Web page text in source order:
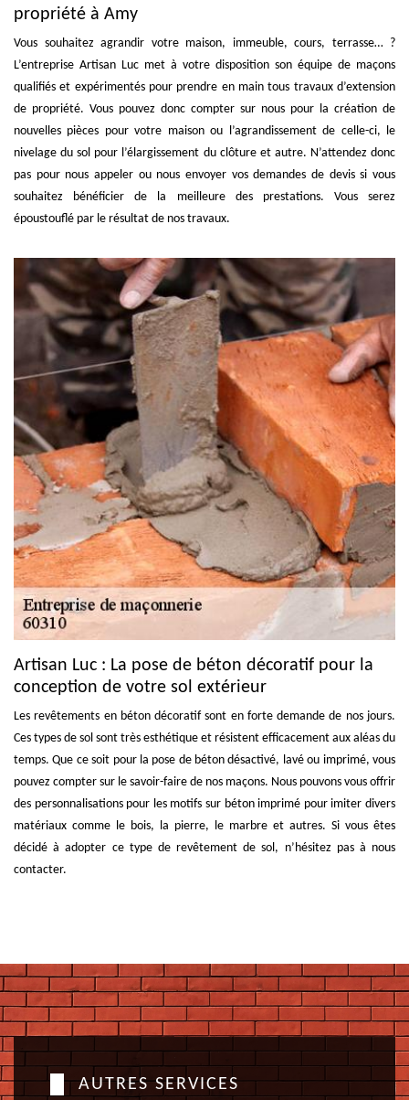
propriété à Amy
Vous souhaitez agrandir votre maison, immeuble, cours, terrasse… ?
L’entreprise Artisan Luc met à votre disposition son équipe de maçons
qualifiés et expérimentés pour prendre en main tous travaux d’extension
de propriété. Vous pouvez donc compter sur nous pour la création de
nouvelles pièces pour votre maison ou l’agrandissement de celle-ci, le
nivelage du sol pour l’élargissement du clôture et autre. N’attendez donc
pas pour nous appeler ou nous envoyer vos demandes de devis si vous
souhaitez bénéficier de la meilleure des prestations. Vous serez
époustouflé par le résultat de nos travaux.
Artisan Luc : La pose de béton décoratif pour la
conception de votre sol extérieur
Les revêtements en béton décoratif sont en forte demande de nos jours.
Ces types de sol sont très esthétique et résistent efficacement aux aléas du
temps. Que ce soit pour la pose de béton désactivé, lavé ou imprimé, vous
pouvez compter sur le savoir-faire de nos maçons. Nous pouvons vous offrir
des personnalisations pour les motifs sur béton imprimé pour imiter divers
matériaux comme le bois, la pierre, le marbre et autres. Si vous êtes
décidé à adopter ce type de revêtement de sol, n’hésitez pas à nous
contacter.
AUTRES SERVICES